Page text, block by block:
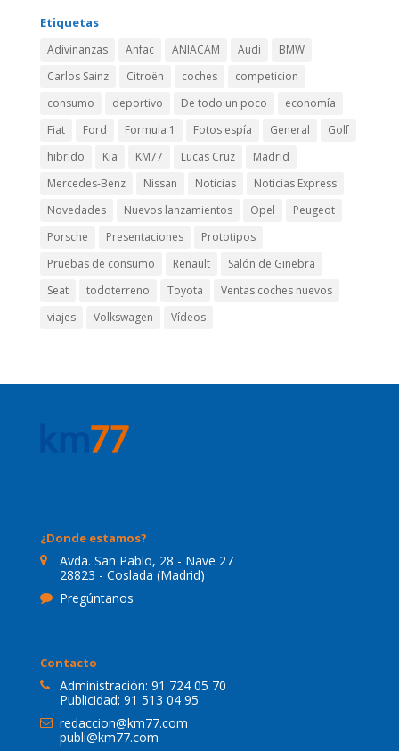
Etiquetas
Adivinanzas Anfac ANIACAM Audi
BMW
Carlos Sainz
Citroën coches
competicion
consumo
deportivo De todo un poco
economía
Fiat
Ford Formula 1 Fotos espía General
Golf
hibrido
Kia KM77 Lucas Cruz
Madrid
Mercedes-Benz
Nissan Noticias
Noticias Express
Novedades
Nuevos lanzamientos Opel
Peugeot
Porsche
Presentaciones
Prototipos
Pruebas de consumo
Renault
Salón de Ginebra
Seat
todoterreno Toyota
Ventas coches nuevos
viajes
Volkswagen Vídeos
¿Donde estamos?
Avda. San Pablo, 28 - Nave 27
28823 - Coslada (Madrid)
Pregúntanos
Contacto
Administración: 91 724 05 70
Publicidad: 91 513 04 95
redaccion@km77.com
publi@km77.com